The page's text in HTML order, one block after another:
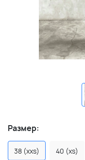
Размер:
38 (xxs) 40 (xs)